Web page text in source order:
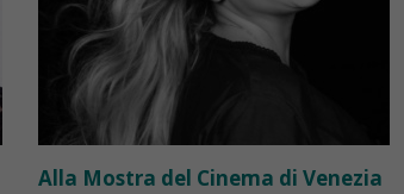
Alla Mostra del Cinema di Venezia